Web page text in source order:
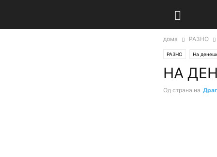
дома РАЗНО
РАЗНО На
НА
Од страна на